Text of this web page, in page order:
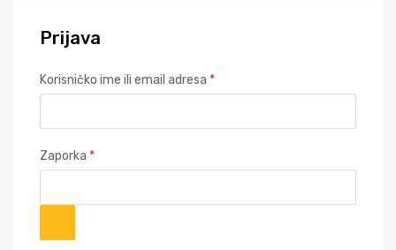
Prijava
Korisničko ime ili email adresa *
Zaporka *